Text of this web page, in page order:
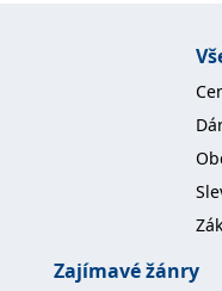
Zajímavé žánry